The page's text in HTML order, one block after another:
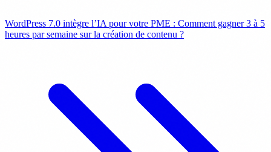
WordPress 7.0 intègre l’IA pour votre PME : Comment gagner 3 à 5
heures par semaine sur la création de contenu ?